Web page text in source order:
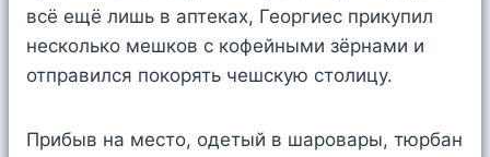
всё ещё лишь в аптеках, Георгиес прикупил
несколько мешков с кофейными зёрнами и
отправился покорять чешскую столицу.
Прибыв на место, одетый в шаровары, тюрбан